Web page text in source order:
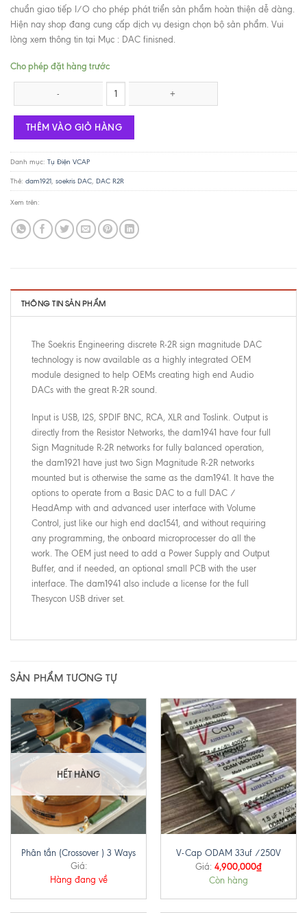
chuẩn giao tiếp I/O cho phép phát triển sản phẩm hoàn thiện dễ dàng.
Hiện nay shop đang cung cấp dịch vụ design chọn bộ sản phẩm. Vui
lòng xem thông tin tại Mục : DAC finisned.
Cho phép đặt hàng trước
Soekris Dam1921-02 R2R DAC số lượng
THÊM VÀO GIỎ HÀNG
Danh mục: Tụ Điện VCAP
Thẻ: dam1921, soekris DAC, DAC R2R
Xem trên:
THÔNG TIN SẢN PHẨM
The Soekris Engineering discrete R-2R sign magnitude DAC
technology is now available as a highly integrated OEM
module designed to help OEMs creating high end Audio
DACs with the great R-2R sound.
Input is USB, I2S, SPDIF BNC, RCA, XLR and Toslink. Output is
directly from the Resistor Networks, the dam1941 have four full
Sign Magnitude R-2R networks for fully balanced operation,
the dam1921 have just two Sign Magnitude R-2R networks
mounted but is otherwise the same as the dam1941. It have the
options to operate from a Basic DAC to a full DAC /
HeadAmp with and advanced user interface with Volume
Control, just like our high end dac1541, and without requiring
any programming, the onboard microprocesser do all the
work. The OEM just need to add a Power Supply and Output
Buffer, and if needed, an optional small PCB with the user
interface. The dam1941 also include a license for the full
Thesycon USB driver set.
SẢN PHẨM TƯƠNG TỰ
HẾT HÀNG
Phân tần (Crossover ) 3 Ways
Giá:
Hàng đang về
V-Cap ODAM 33uf /250V
Giá: 4,900,000₫
Còn hàng